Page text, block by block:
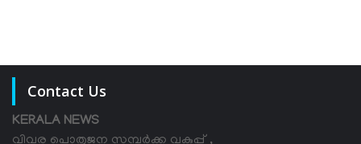
Contact Us
KERALA NEWS